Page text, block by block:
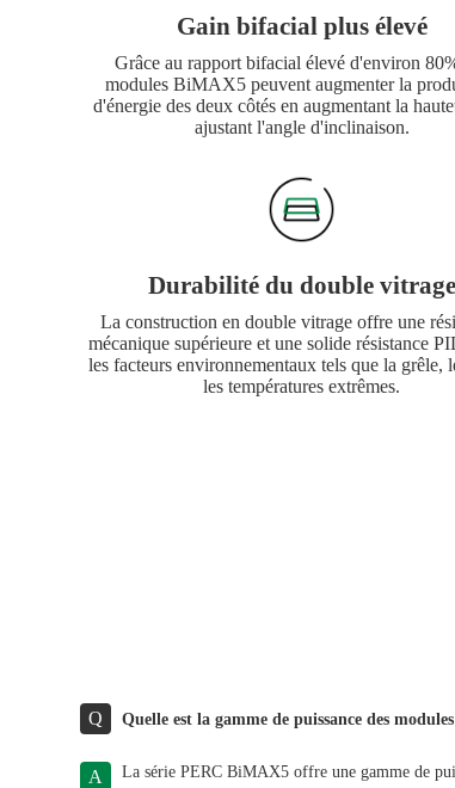
Gain bifacial plus élevé
Grâce au rapport bifacial élevé d'environ
modules BiMAX5 peuvent augmenter la
d'énergie des deux côtés en augmentant la
ajustant l'angle d'inclinaison.
Durabilité du double vitrage
La construction en double vitrage offre une
mécanique supérieure et une solide résistance
les facteurs environnementaux tels que la grêle,
les températures extrêmes.
Q Quelle est la gamme de puissance des
A La série PERC BiMAX5 offre une gamme de